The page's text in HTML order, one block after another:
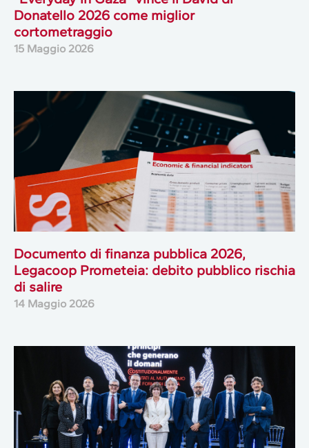
Donatello 2026 come miglior
cortometraggio
15 Maggio 2026
Documento di finanza pubblica 2026,
Legacoop Prometeia: debito pubblico rischia
di salire
14 Maggio 2026